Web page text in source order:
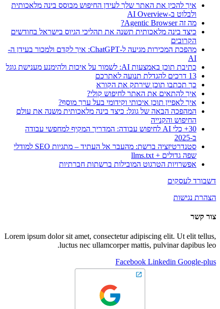
איך להכין את האתר שלך לעידן החיפוש מבוסס בינה מלאכותית
ולבלוט ב-AI Overview
מה זה Agentic Browser?
כיצד בינה מלאכותית תשנה את תהליכי הגיוס בישראל בחודשים
הקרובים
מהפכת המכירות מגיעה ל-ChatGPT: איך לקדם ולמכור בעידן ה-
AI
כתיבת תוכן באמצעות AI: לשמור על איכות ולהימנע מענישת גוגל
13 דרכים להגדלת תנועה לאתרכם
כך תכתבו תוכן שירתק את הקורא
איך להתאים את האתר לחיפוש קולי?
איך לאפיין תוכן איכותי וקידומי בעל ערך מוסף?
המהפכה הבאה של גוגל: כיצד בינה מלאכותית משנה את עולם
החיפוש והקנייה
30+ כלי AI לחיפוש עבודה: המדריך המקיף למחפשי עבודה
ב-2025
סטנדרטיזציה ברשת: מהעבר אל העתיד – מתגיות SEO למודלי
שפה גדולים + llms.txt
אפשרויות הטרגוט המובילות ברשתות חברתיות
דשבורד לעסקים
הצהרת נגישות
צור קשר
Lorem ipsum dolor sit amet, consectetur adipiscing elit. Ut elit tellus,
luctus nec ullamcorper mattis, pulvinar dapibus leo.
Facebook Linkedin Google-plus